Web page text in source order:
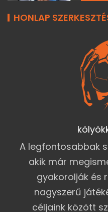
HONLAP
A legfontosabbak
akik már
gyakorolják és
nagyszerű
céljaink között